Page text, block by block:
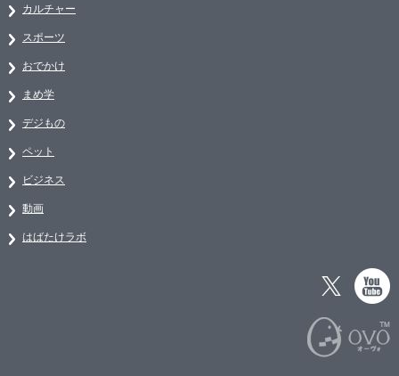
カルチャー
スポーツ
おでかけ
まめ学
デジもの
ペット
ビジネス
動画
はばたけラボ